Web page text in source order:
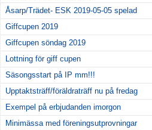
Åsarp/Trädet- ESK 2019-05-05 spelad
Giffcupen 2019
Giffcupen söndag 2019
Lottning för giff cupen
Säsongsstart på IP mm!!!
Upptaktsträff/föräldraträff nu på fredag
Exempel på erbjudanden imorgon
Minimässa med föreningsutprovningar